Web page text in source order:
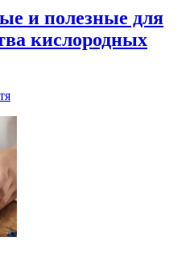
и полезные для
кислородных